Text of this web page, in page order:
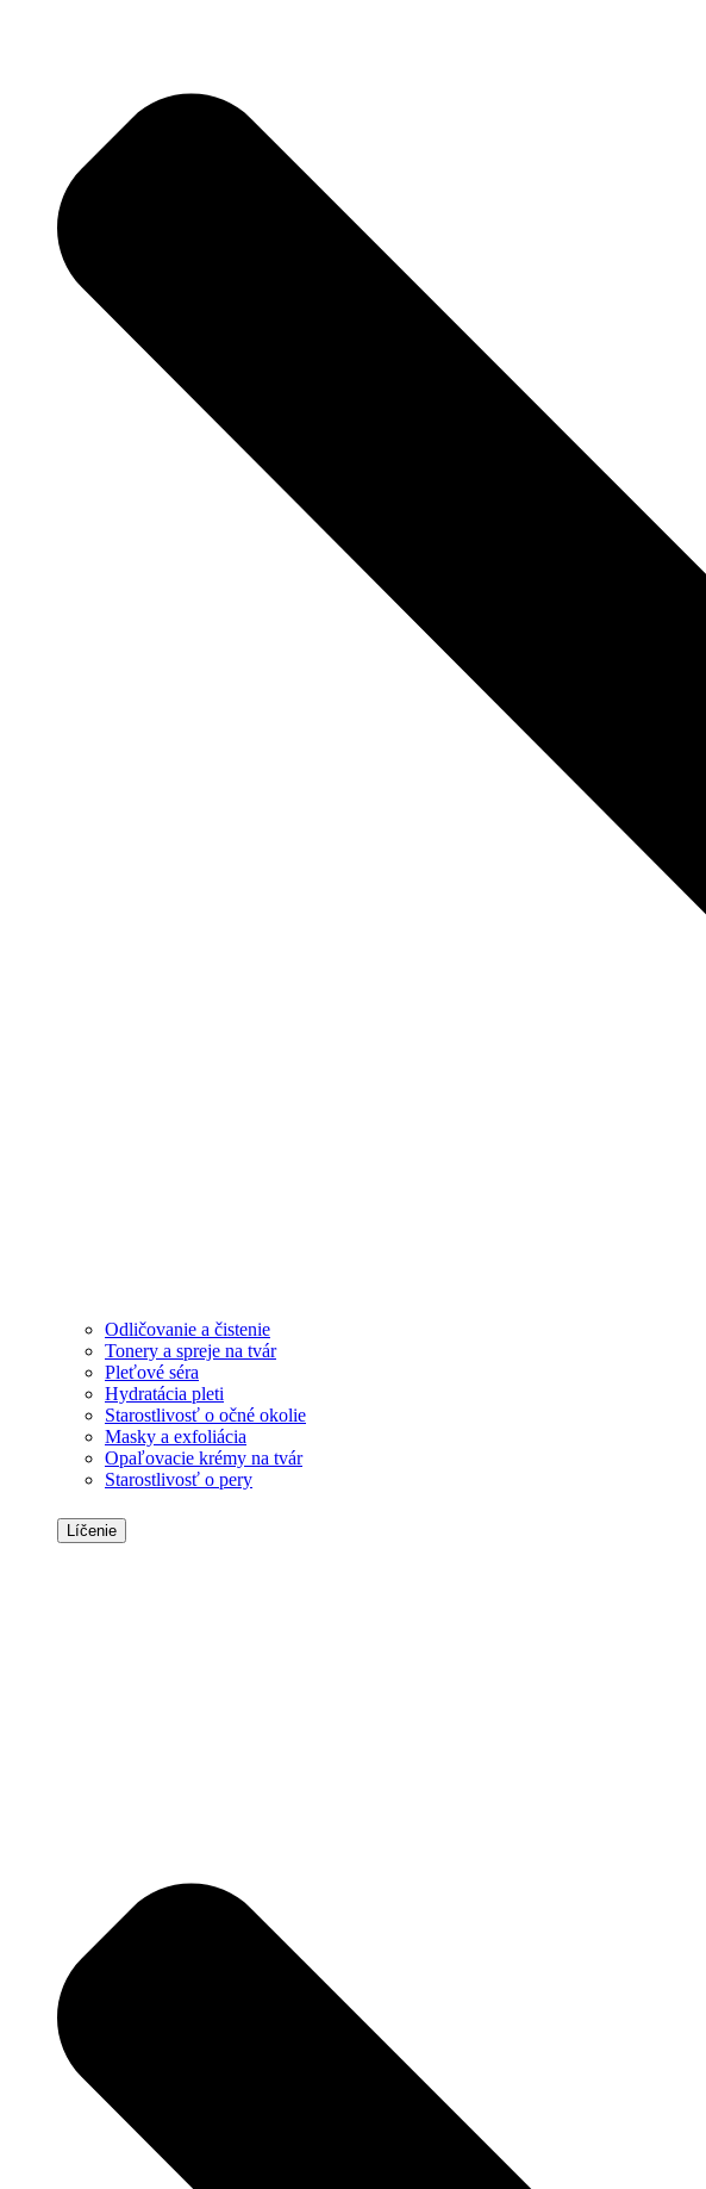
Odličovanie a čistenie
Tonery a spreje na tvár
Pleťové séra
Hydratácia pleti
Starostlivosť o očné okolie
Masky a exfoliácia
Opaľovacie krémy na tvár
Starostlivosť o pery
Líčenie